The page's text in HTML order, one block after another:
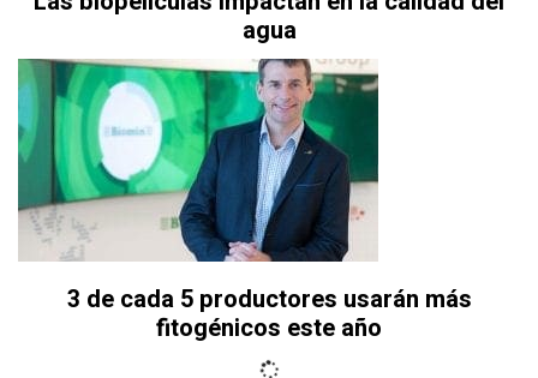
agua
3 de cada 5 productores usarán más
fitogénicos este año